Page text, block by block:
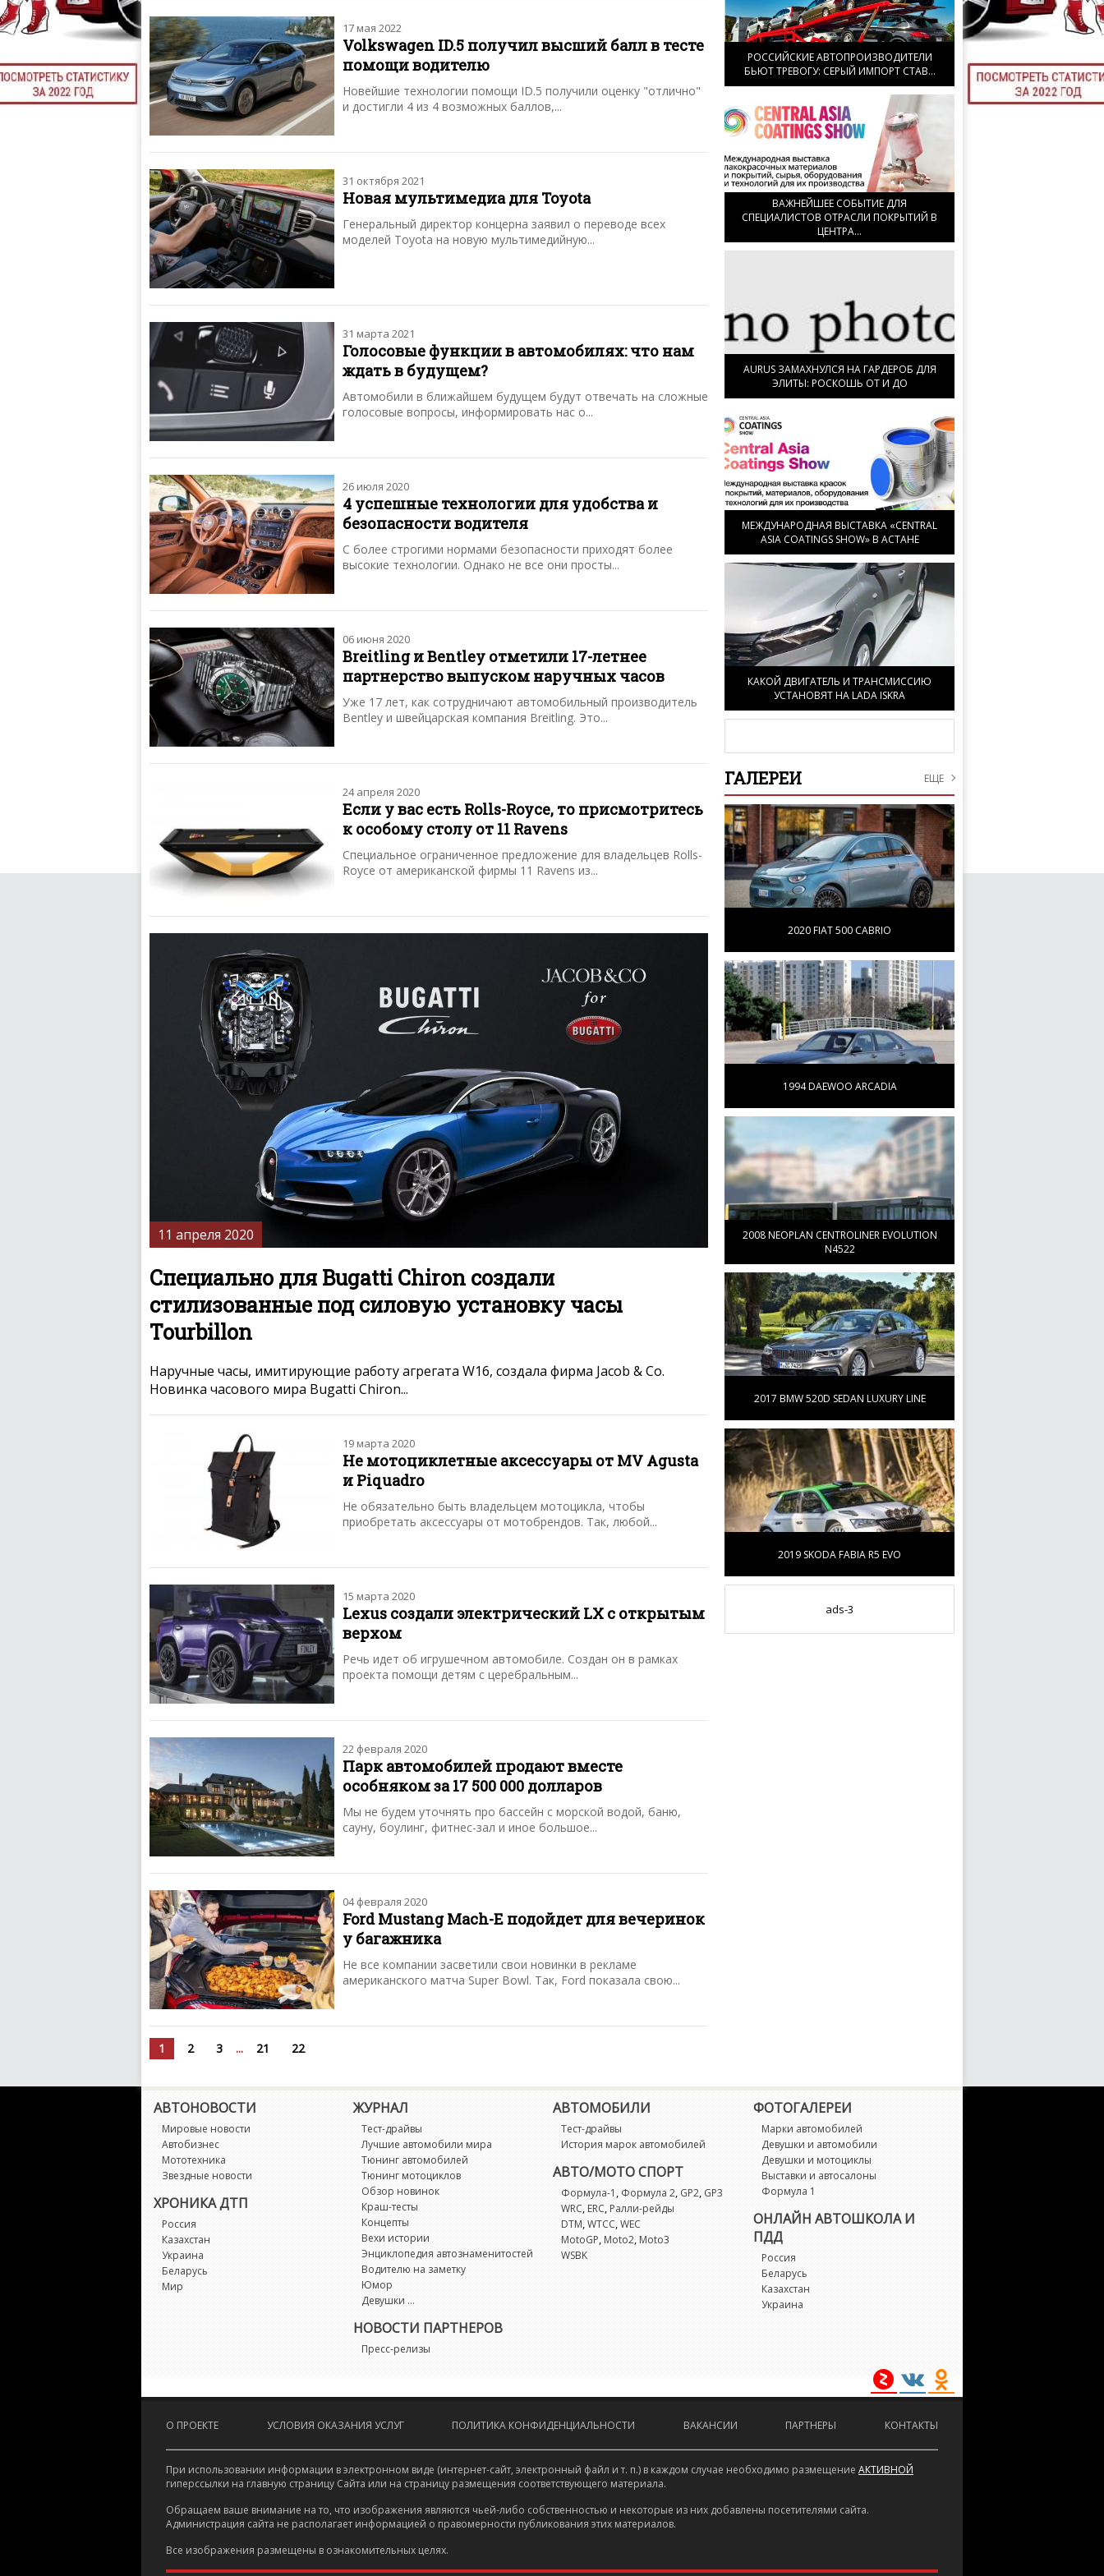
ТЮНИНГ
17 мая 2022
Volkswagen ID.5 получил высший балл в тесте
помощи водителю
Новейшие технологии помощи ID.5 получили оценку "отлично"
и достигли 4 из 4 возможных баллов,...
31 октября 2021
Новая мультимедиа для Toyota
Генеральный директор концерна заявил о переводе всех
моделей Toyota на новую мультимедийную...
31 марта 2021
Голосовые функции в автомобилях: что нам
ждать в будущем?
Автомобили в ближайшем будущем будут отвечать на сложные
голосовые вопросы, информировать нас о...
26 июля 2020
4 успешные технологии для удобства и
безопасности водителя
С более строгими нормами безопасности приходят более
высокие технологии. Однако не все они просты...
06 июня 2020
Breitling и Bentley отметили 17-летнее
партнерство выпуском наручных часов
Уже 17 лет, как сотрудничают автомобильный производитель
Bentley и швейцарская компания Breitling. Это...
24 апреля 2020
Если у вас есть Rolls-Royce, то присмотритесь
к особому столу от 11 Ravens
Специальное ограниченное предложение для владельцев Rolls-
Royce от американской фирмы 11 Ravens из...
11 апреля 2020
Специально для Bugatti Chiron создали
стилизованные под силовую установку часы
Tourbillon
Наручные часы, имитирующие работу агрегата W16, создала фирма Jacob & Co.
Новинка часового мира Bugatti Chiron...
19 марта 2020
Не мотоциклетные аксессуары от MV Agusta
и Piquadro
Не обязательно быть владельцем мотоцикла, чтобы
приобретать аксессуары от мотобрендов. Так, любой...
15 марта 2020
Lexus создали электрический LX с открытым
верхом
Речь идет об игрушечном автомобиле. Создан он в рамках
проекта помощи детям с церебральным...
22 февраля 2020
Парк автомобилей продают вместе
особняком за 17 500 000 долларов
Мы не будем уточнять про бассейн с морской водой, баню,
сауну, боулинг, фитнес-зал и иное большое...
04 февраля 2020
Ford Mustang Mach-E подойдет для вечеринок
у багажника
Не все компании засветили свои новинки в рекламе
американского матча Super Bowl. Так, Ford показала свою...
1 2 3 ... 21 22
РОССИЙСКИЕ АВТОПРОИЗВОДИТЕЛИ
БЬЮТ ТРЕВОГУ: СЕРЫЙ ИМПОРТ СТАВ...
ВАЖНЕЙШЕЕ СОБЫТИЕ ДЛЯ
СПЕЦИАЛИСТОВ ОТРАСЛИ ПОКРЫТИЙ В
ЦЕНТРА...
AURUS ЗАМАХНУЛСЯ НА ГАРДЕРОБ ДЛЯ
ЭЛИТЫ: РОСКОШЬ ОТ И ДО
МЕЖДУНАРОДНАЯ ВЫСТАВКА «CENTRAL
ASIA COATINGS SHOW» В АСТАНЕ
КАКОЙ ДВИГАТЕЛЬ И ТРАНСМИССИЮ
УСТАНОВЯТ НА LADA ISKRA
ГАЛЕРЕИ ЕЩЕ
2020 FIAT 500 CABRIO
1994 DAEWOO ARCADIA
2008 NEOPLAN CENTROLINER EVOLUTION
N4522
2017 BMW 520D SEDAN LUXURY LINE
2019 SKODA FABIA R5 EVO
ads-3
АВТОНОВОСТИ
Мировые новости
Автобизнес
Мототехника
Звездные новости
ХРОНИКА ДТП
Россия
Казахстан
Украина
Беларусь
Мир
ЖУРНАЛ
Тест-драйвы
Лучшие автомобили мира
Тюнинг автомобилей
Тюнинг мотоциклов
Обзор новинок
Краш-тесты
Концепты
Вехи истории
Энциклопедия автознаменитостей
Водителю на заметку
Юмор
Девушки ...
НОВОСТИ ПАРТНЕРОВ
Пресс-релизы
АВТОМОБИЛИ
Тест-драйвы
История марок автомобилей
АВТО/МОТО СПОРТ
Формула-1 , Формула 2, GP2, GP3
WRC,ERC,Ралли-рейды
DTM,WTCC,WEC
MotoGP,Moto2,Moto3
WSBK
ФОТОГАЛЕРЕИ
Марки автомобилей
Девушки и автомобили
Девушки и мотоциклы
Выставки и автосалоны
Формула 1
ОНЛАЙН АВТОШКОЛА И
ПДД
Россия
Беларусь
Казахстан
Украина
О ПРОЕКТЕ УСЛОВИЯ ОКАЗАНИЯ УСЛУГ ПОЛИТИКА КОНФИДЕНЦИАЛЬНОСТИ ВАКАНСИИ ПАРТНЕРЫ КОНТАКТЫ
При использовании информации в электронном виде (интернет-сайт, электронный файл и т. п.) в каждом случае необходимо размещение АКТИВНОЙ
гиперссылки на главную страницу Сайта или на страницу размещения соответствующего материала.
Обращаем ваше внимание на то, что изображения являются чьей-либо собственностью и некоторые из них добавлены посетителями сайта.
Администрация сайта не располагает информацией о правомерности публикования этих материалов.
Все изображения размещены в ознакомительных целях.